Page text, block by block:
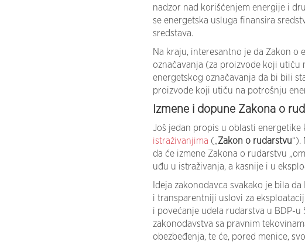
nadzor nad korišćenjem energije i
se energetska usluga finansira
sredstava.
Na kraju, interesantno je da Zakon o
označavanja (za proizvode koji utiču
energetskog označavanja da bi bili
proizvode koji utiču na potrošnju
Izmene i dopune Zakona o
Još jedan propis u oblasti energetike
istraživanjima („Zakon o rudarstvu“).
da će izmene Zakona o rudarstvu
uđu u istraživanja, a kasnije i u
Ideja zakonodavca svakako je bila
i transparentniji uslovi za
i povećanje udela rudarstva u BDP-
zakonodavstva sa pravnim
obezbeđenja, te će, pored menice,